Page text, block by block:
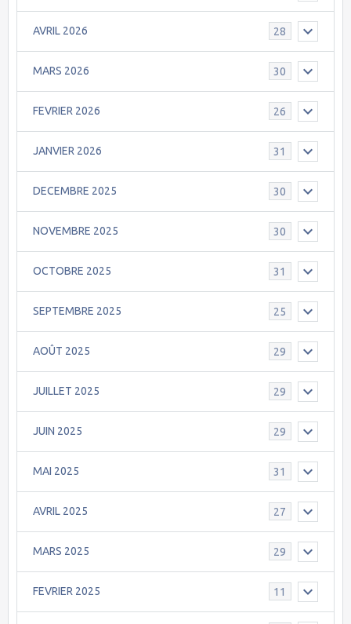
AVRIL 2026 28
MARS 2026 30
FEVRIER 2026 26
JANVIER 2026 31
DECEMBRE 2025 30
NOVEMBRE 2025 30
OCTOBRE 2025 31
SEPTEMBRE 2025 25
AOÛT 2025 29
JUILLET 2025 29
JUIN 2025 29
MAI 2025 31
AVRIL 2025 27
MARS 2025 29
FEVRIER 2025 11